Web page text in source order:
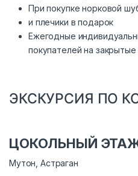
При покупке норковой
и плечики в подарок
Ежегодные
покупателей на
ЭКСКУРСИЯ ПО
ЦОКОЛЬНЫЙ
Мутон, Астраган